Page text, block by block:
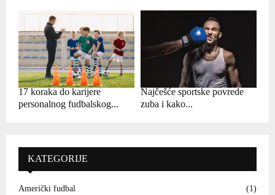
17 koraka do karijere
personalnog fudbalskog...
Najčešće sportske povrede
zuba i kako...
KATEGORIJE
Američki fudbal
(1)